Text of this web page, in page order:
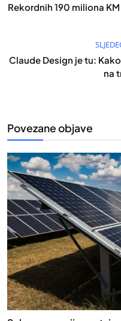
Rekordnih 190 miliona
Claude Design je tu:
na
Povezane objave